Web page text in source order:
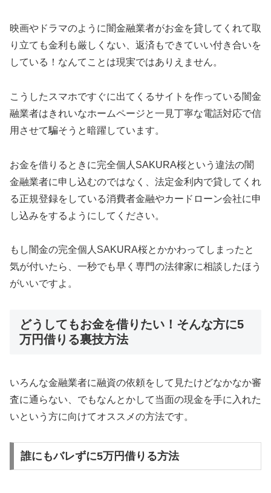
映画やドラマのように闇金融業者がお金を貸してくれて取
り立ても金利も厳しくない、返済もできていい付き合いを
している！なんてことは現実ではありえません。
こうしたスマホですぐに出てくるサイトを作っている闇金
融業者はきれいなホームページと一見丁寧な電話対応で信
用させて騙そうと暗躍しています。
お金を借りるときに完全個人SAKURA桜 という違法の闇
金融業者に申し込むのではなく、法定金利内で貸してくれ
る正規登録をしている消費者金融やカードローン会社に申
し込みをするようにしてください。
もし闇金の完全個人SAKURA桜 とかかわってしまったと
気が付いたら、一秒でも早く専門の法律家に相談したほう
がいいですよ。
どうしてもお金を借りたい！そんな方に5
万円借りる裏技方法
いろんな金融業者に融資の依頼をして見たけどなかなか審
査に通らない、でもなんとかして当面の現金を手に入れた
いという方に向けてオススメの方法です。
誰にもバレずに5万円借りる方法